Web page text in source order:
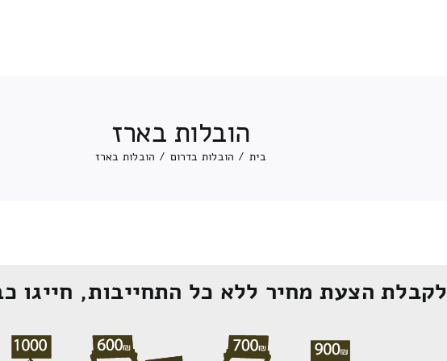
הובלות בארז
בית / הובלות בדרום / הובלות בארז
לקבלת הצעת מחיר ללא כל התחייבות, חייגו